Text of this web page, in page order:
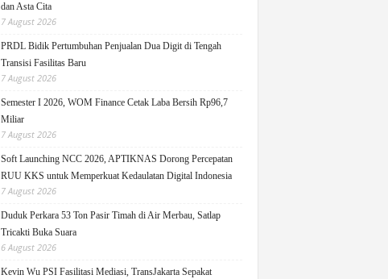
dan Asta Cita
7 August 2026
PRDL Bidik Pertumbuhan Penjualan Dua Digit di Tengah
Transisi Fasilitas Baru
7 August 2026
Semester I 2026, WOM Finance Cetak Laba Bersih Rp96,7
Miliar
7 August 2026
Soft Launching NCC 2026, APTIKNAS Dorong Percepatan
RUU KKS untuk Memperkuat Kedaulatan Digital Indonesia
7 August 2026
Duduk Perkara 53 Ton Pasir Timah di Air Merbau, Satlap
Tricakti Buka Suara
6 August 2026
Kevin Wu PSI Fasilitasi Mediasi, TransJakarta Sepakat